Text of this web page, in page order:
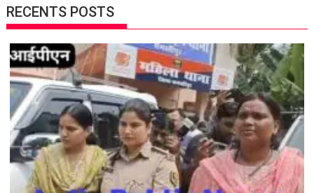
RECENTS POSTS